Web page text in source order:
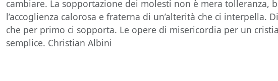
cambiare. La sopportazione dei molesti non è mera tolleranza,
l’accoglienza calorosa e fraterna di un’alterità che ci interpella.
che per primo ci sopporta. Le opere di misericordia per un
semplice. Christian Albini